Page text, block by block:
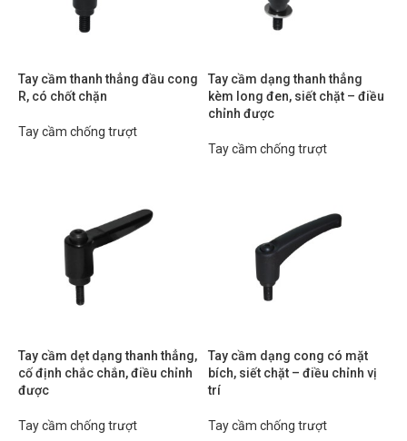
Tay cầm thanh thẳng đầu cong
R, có chốt chặn
Tay cầm chống trượt
Tay cầm dạng thanh thẳng
kèm long đen, siết chặt – điều
chỉnh được
Tay cầm chống trượt
Tay cầm dẹt dạng thanh thẳng,
cố định chắc chắn, điều chỉnh
được
Tay cầm chống trượt
Tay cầm dạng cong có mặt
bích, siết chặt – điều chỉnh vị
trí
Tay cầm chống trượt